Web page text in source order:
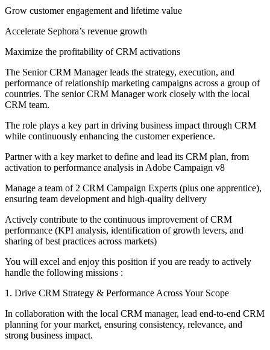
Grow customer engagement and lifetime value
Accelerate Sephora’s revenue growth
Maximize the profitability of CRM activations
The Senior CRM Manager leads the strategy, execution, and
performance of relationship marketing campaigns across a group of
countries. The senior CRM Manager work closely with the local
CRM team.
The role plays a key part in driving business impact through CRM
while continuously enhancing the customer experience.
Partner with a key market to define and lead its CRM plan, from
activation to performance analysis in Adobe Campaign v8
Manage a team of 2 CRM Campaign Experts (plus one apprentice),
ensuring team development and high-quality delivery
Actively contribute to the continuous improvement of CRM
performance (KPI analysis, identification of growth levers, and
sharing of best practices across markets)
You will excel and enjoy this position if you are ready to actively
handle the following missions :
1. Drive CRM Strategy & Performance Across Your Scope
In collaboration with the local CRM manager, lead end-to-end CRM
planning for your market, ensuring consistency, relevance, and
strong business impact.